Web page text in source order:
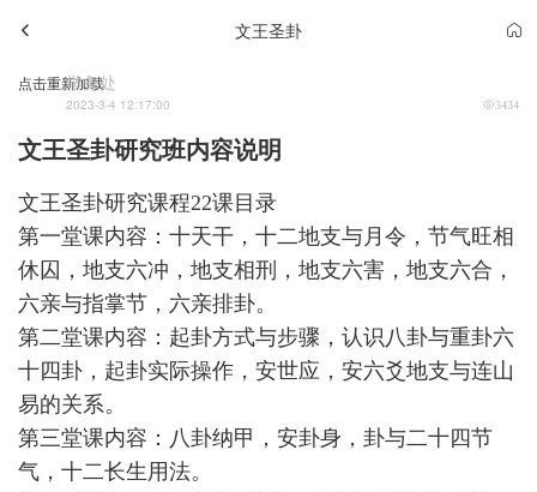
文王圣卦
点击重新加载
学务处
2023-3-4 12:17:00 3434
文王圣卦研究班内容说明
文王圣卦研究课程22课目录
第一堂课内容：十天干，十二地支与月令，节气旺相
休囚，地支六冲，地支相刑，地支六害，地支六合，
六亲与指掌节，六亲排卦。
第二堂课内容：起卦方式与步骤，认识八卦与重卦六
十四卦，起卦实际操作，安世应，安六爻地支与连山
易的关系。
第三堂课内容：八卦纳甲，安卦身，卦与二十四节
气，十二长生用法。